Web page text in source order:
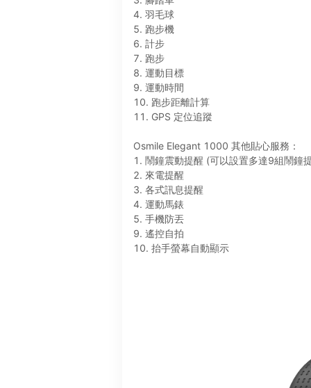
4. 羽毛球
5. 跑步機
6. 計步
7. 跑步
8. 運動目標
9. 運動時間
10. 跑步距離計算
11. GPS 定位追蹤
Osmile Elegant 1000 其他貼心服務：
1. 鬧鐘震動提醒 (可以設置多達9組鬧鐘
2. 來電提醒
3. 各式訊息提醒
4. 運動馬錶
5. 手機防丟
9. 遙控自拍
10. 抬手螢幕自動顯示